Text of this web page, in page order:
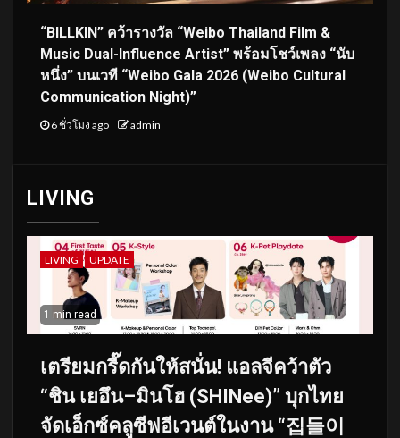
“BILLKIN” คว้ารางวัล “Weibo Thailand Film &
Music Dual-Influence Artist” พร้อมโชว์เพลง “นับ
หนึ่ง” บนเวที “Weibo Gala 2026 (Weibo Cultural
Communication Night)”
6 ชั่วโมง ago admin
LIVING
LIVING UPDATE
1 min read
เตรียมกรี๊ดกันให้สนั่น! แอลจีคว้าตัว
“ชิน เยอึน–มินโฮ (SHINee)” บุกไทย
จัดเอ็กซ์คลูซีฟอีเวนต์ในงาน “집들이